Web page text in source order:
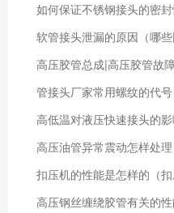
高压胶管总成|高压胶管故
管接头厂家常用螺纹的代
高低温对液压快速接头的
高压油管异常震动怎样处
扣压机的性能是怎样的（扣
高压钢丝缠绕胶管有关的